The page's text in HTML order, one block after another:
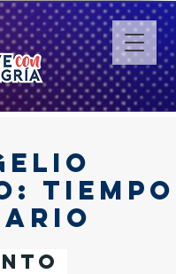
TIEMPO